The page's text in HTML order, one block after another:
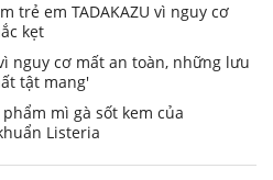
trẻ em TADAKAZU vì nguy cơ
kẹt
nguy cơ mất an toàn, những lưu
tật mang'
mì gà sốt kem của
Listeria